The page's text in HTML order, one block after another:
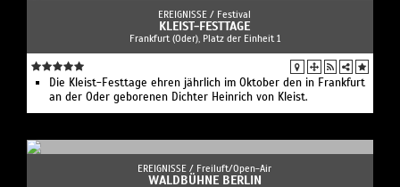
EREIGNISSE / Festival
KLEIST-FESTTAGE
Frankfurt (Oder), Platz der Einheit 1
Die Kleist-Festtage ehren jährlich im Oktober den in Frankfurt
an der Oder geborenen Dichter Heinrich von Kleist.
EREIGNISSE / Freiluft/Open-Air
WALDBÜHNE BERLIN